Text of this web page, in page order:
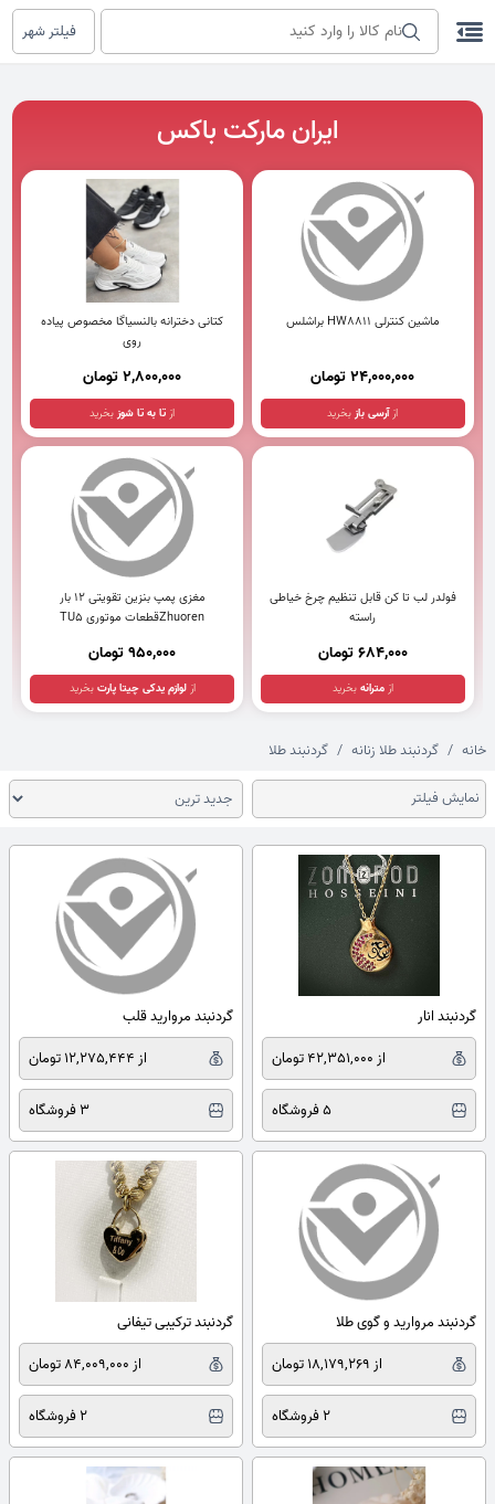
فیلتر شهر
ایران مارکت باکس
ماشین کنترلی HW8811 براشلس
24,000,000 تومان
ازآرسی بازبخرید
کتانی دخترانه بالنسیاگا مخصوص پیاده
روی
2,800,000 تومان
از تا به تا شوزبخرید
فولدر لب تا کن قابل تنظیم چرخ خیاطی
راسته
684,000 تومان
ازمترانهبخرید
مغزی پمپ بنزین تقویتی 12 بار
Zhuorenقطعات موتوری TU5
950,000 تومان
ازلوازم یدکی چیتا پارتبخرید
خانه گردنبند طلا زنانه گردنبند طلا
نمایش فیلتر
گردنبند انار
از 42,351,000 تومان
5 فروشگاه
گردنبند مروارید قلب
از 12,275,444 تومان
3 فروشگاه
گردنبند مروارید و گوی طلا
از 18,179,269 تومان
2 فروشگاه
گردنبند ترکیبی تیفانی
از 84,009,000 تومان
2 فروشگاه